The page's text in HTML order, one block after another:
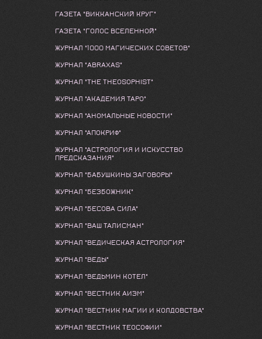
ГАЗЕТА "ВИККАНСКИЙ КРУГ"
ГАЗЕТА "ГОЛОС ВСЕЛЕННОЙ"
ЖУРНАЛ "1000 МАГИЧЕСКИХ СОВЕТОВ"
ЖУРНАЛ "ABRAXAS"
ЖУРНАЛ "THE THEOSOPHIST"
ЖУРНАЛ "АКАДЕМИЯ ТАРО"
ЖУРНАЛ "АНОМАЛЬНЫЕ НОВОСТИ"
ЖУРНАЛ "АПОКРИФ"
ЖУРНАЛ "АСТРОЛОГИЯ И ИСКУССТВО
ПРЕДСКАЗАНИЯ"
ЖУРНАЛ "БАБУШКИНЫ ЗАГОВОРЫ"
ЖУРНАЛ "БЕЗБОЖНИК"
ЖУРНАЛ "БЕСОВА СИЛА"
ЖУРНАЛ "ВАШ ТАЛИСМАН"
ЖУРНАЛ "ВЕДИЧЕСКАЯ АСТРОЛОГИЯ"
ЖУРНАЛ "ВЕДЫ"
ЖУРНАЛ "ВЕДЬМИН КОТЕЛ"
ЖУРНАЛ "ВЕСТНИК АИЭМ"
ЖУРНАЛ "ВЕСТНИК МАГИИ И КОЛДОВСТВА"
ЖУРНАЛ "ВЕСТНИК ТЕОСОФИИ"